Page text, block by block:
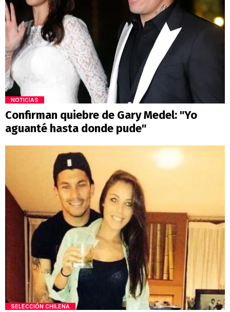
NOTICIAS
Confirman quiebre de Gary Medel: "Yo
aguanté hasta donde pude"
SELECCIÓN CHILENA